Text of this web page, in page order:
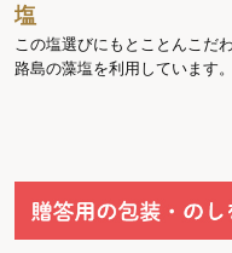
塩
この塩選びにもとことんこだ
路島の藻塩を利用しています。